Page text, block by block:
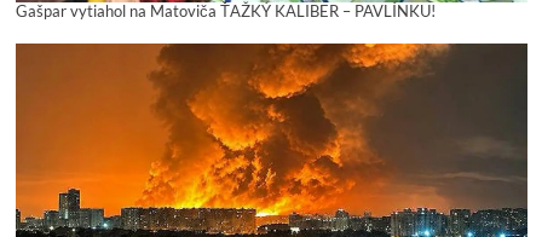
Gašpar vytiahol na Matoviča ŤAŽKÝ KALIBER – PAVLÍNKU!